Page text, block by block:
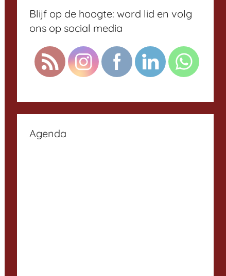
Blijf op de hoogte: word lid en volg
ons op social media
Agenda